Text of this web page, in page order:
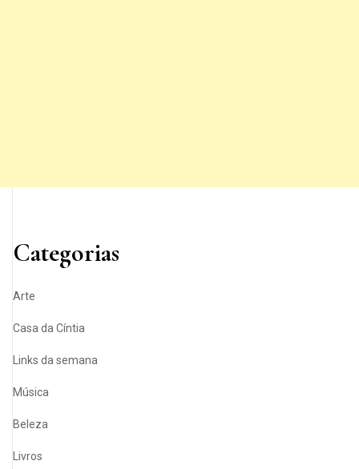
Categorias
Arte
Casa da Cíntia
Links da semana
Música
Beleza
Livros